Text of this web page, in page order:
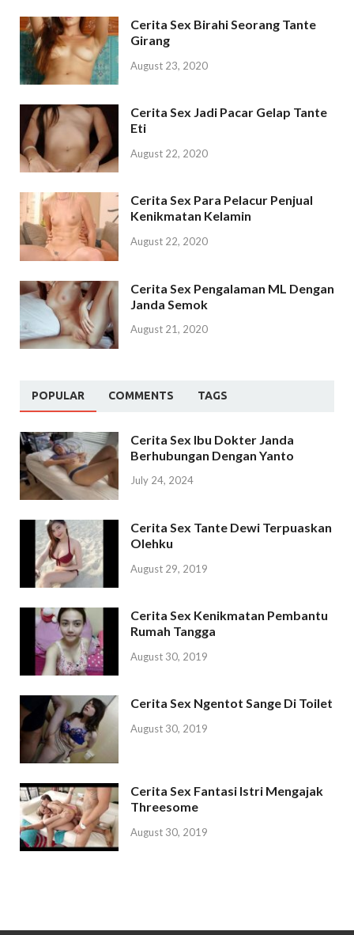
Cerita Sex Birahi Seorang Tante
Girang
August 23, 2020
Cerita Sex Jadi Pacar Gelap Tante
Eti
August 22, 2020
Cerita Sex Para Pelacur Penjual
Kenikmatan Kelamin
August 22, 2020
Cerita Sex Pengalaman ML Dengan
Janda Semok
August 21, 2020
POPULAR COMMENTS TAGS
Cerita Sex Ibu Dokter Janda
Berhubungan Dengan Yanto
July 24, 2024
Cerita Sex Tante Dewi Terpuaskan
Olehku
August 29, 2019
Cerita Sex Kenikmatan Pembantu
Rumah Tangga
August 30, 2019
Cerita Sex Ngentot Sange Di Toilet
August 30, 2019
Cerita Sex Fantasi Istri Mengajak
Threesome
August 30, 2019